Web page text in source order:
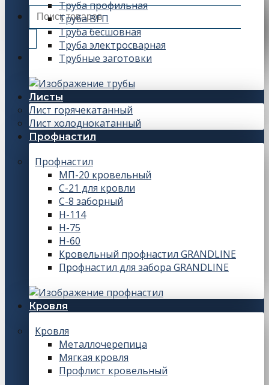
Искать:Труба профильная
Труба ВГП
Труба бесшовная
Труба электросварная
Трубные заготовки
Листы
Лист горячекатанный
Лист холоднокатанный
Профнастил
Профнастил
МП-20 кровельный
С-21 для кровли
С-8 заборный
Н-114
Н-75
Н-60
Кровельный профнастил GRANDLINE
Профнастил для забора GRANDLINE
Кровля
Кровля
Металлочерепица
Мягкая кровля
Профлист кровельный